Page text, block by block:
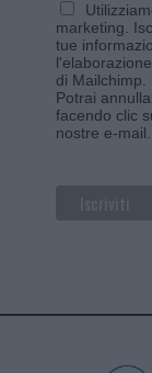
marketing.
tue
di Mailchimp.
Potrai
facendo clic
nostre e-mail.